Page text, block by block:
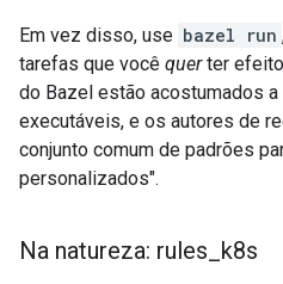
Em vez disso, use bazel run
tarefas que você querter
do Bazel estão acostumados
executáveis, e os autores de
conjunto comum de padrões
personalizados".
Na natureza: rules k8s